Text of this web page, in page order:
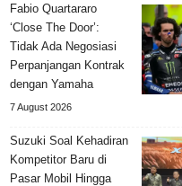
Fabio Quartararo
‘Close The Door’:
Tidak Ada Negosiasi
Perpanjangan Kontrak
dengan Yamaha
7 August 2026
Suzuki Soal Kehadiran
Kompetitor Baru di
Pasar Mobil Hingga